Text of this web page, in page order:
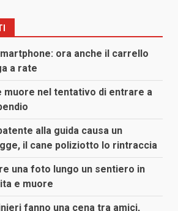
ora anche il carrello
a rate
muore nel tentativo di entrare a
alla guida causa un
il cane poliziotto lo rintraccia
una foto lungo un sentiero in
e muore
fanno una cena tra amici,